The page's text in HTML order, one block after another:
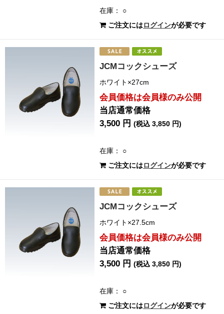
在庫： ○
ご注文にはログインが必要です
JCMコックシューズ
ホワイト×27cm
会員価格は会員様のみ公開
当店通常価格
3,500 円(税込 3,850 円)
在庫： ○
ご注文にはログインが必要です
JCMコックシューズ
ホワイト×27.5cm
会員価格は会員様のみ公開
当店通常価格
3,500 円(税込 3,850 円)
在庫： ○
ご注文にはログインが必要です